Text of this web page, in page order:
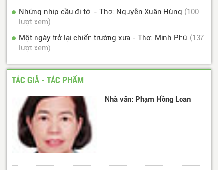
Những nhịp cầu đi tới - Thơ: Nguyễn Xuân Hùng (100
lượt xem)
Một ngày trở lại chiến trường xưa - Thơ: Minh Phú (137
lượt xem)
TÁC GIẢ - TÁC PHẨM
Nhà văn: Phạm Hồng Loan